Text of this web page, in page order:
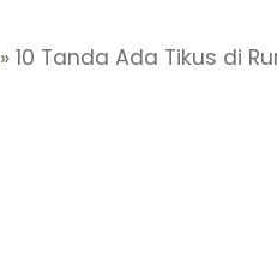
»10 Tanda Ada Tikus di